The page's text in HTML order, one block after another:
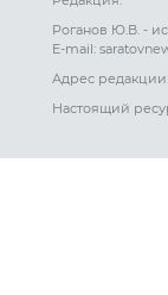
Роганов Ю.В. -
E-mail:
Адрес редакции:
Настоящий